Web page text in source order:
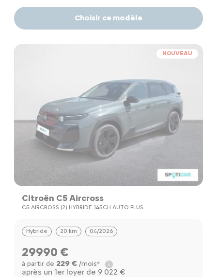
Choisir ce modèle
NOUVEAU
Citroën C5 Aircross
C5 AIRCROSS (2) HYBRIDE 145CH AUTO PLUS
Hybride 20 km 04/2026
29990 €
à partir de 229 €/mois*
après un 1er loyer de 9 022 €